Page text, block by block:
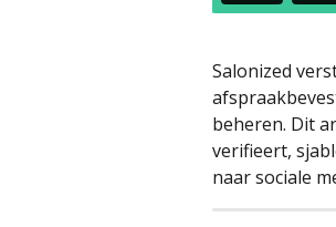
Salonized
beheren. Dit
verifieert,
naar sociale